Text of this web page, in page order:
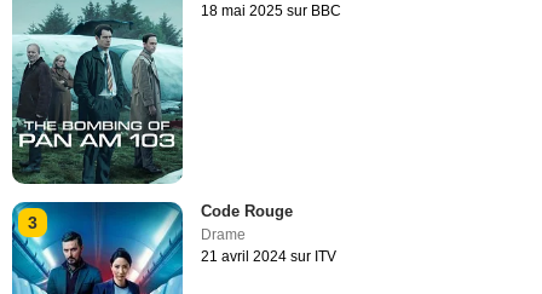
18 mai 2025 sur BBC
3
Code Rouge
Drame
21 avril 2024 sur ITV